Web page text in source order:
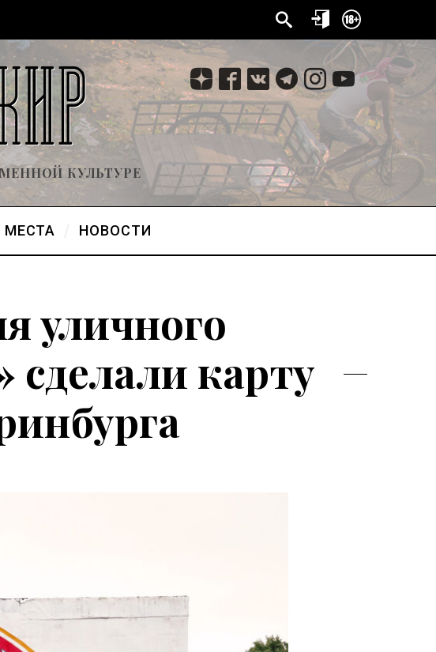
КУЛЬТУРЕ
МЕСТА НОВОСТИ
уличного
карту